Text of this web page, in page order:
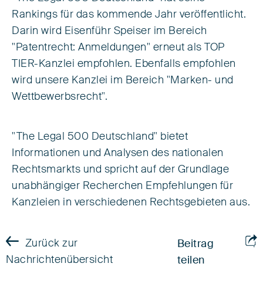
Rankings für das kommende Jahr veröffentlicht.
Darin wird Eisenführ Speiser im Bereich
"Patentrecht: Anmeldungen" erneut als TOP
TIER-Kanzlei empfohlen. Ebenfalls empfohlen
wird unsere Kanzlei im Bereich "Marken- und
Wettbewerbsrecht".
"The Legal 500 Deutschland" bietet
Informationen und Analysen des nationalen
Rechtsmarkts und spricht auf der Grundlage
unabhängiger Recherchen Empfehlungen für
Kanzleien in verschiedenen Rechtsgebieten aus.
Zurück zur
Nachrichtenübersicht
Beitrag
teilen